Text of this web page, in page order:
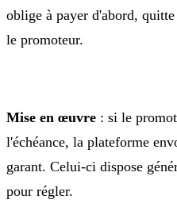
oblige à payer d'abord,
le promoteur.
Mise en œuvre : si le
l'échéance, la plateforme
garant. Celui-ci dispose
pour régler.